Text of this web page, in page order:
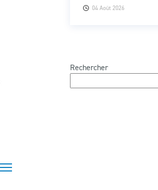
04 Août 2026
Rechercher